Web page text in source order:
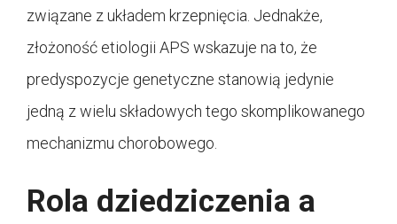
związane z układem krzepnięcia. Jednakże,
złożoność etiologii APS wskazuje na to, że
predyspozycje genetyczne stanowią jedynie
jedną z wielu składowych tego skomplikowanego
mechanizmu chorobowego.
Rola dziedziczenia a